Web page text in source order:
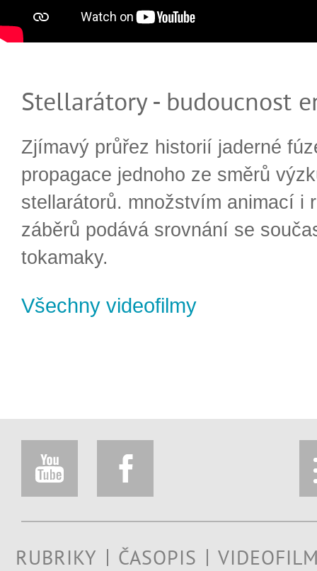
Stellarátory - budoucnost
Zjímavý průřez historií jaderné
propagace jednoho ze směrů
stellarátorů. množstvím animací i
záběrů podává srovnání se
tokamaky.
Všechny videofilmy
RUBRIKY ČASOPIS